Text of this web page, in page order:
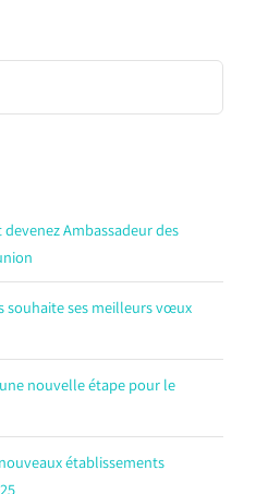
Ambassadeur des
souhaite ses meilleurs vœux
une nouvelle étape pour le
établissements